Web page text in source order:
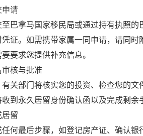
申请
巴拿马国家移民局或通过持有执照
证。如需携带家属一同申请，请同时
要求您提供补充信息。
核与批准
关部门将核实您的投资、检查您的
到永久居留身份确认函以及完成剩余
居留
何最后步骤，如登记房产证、确认